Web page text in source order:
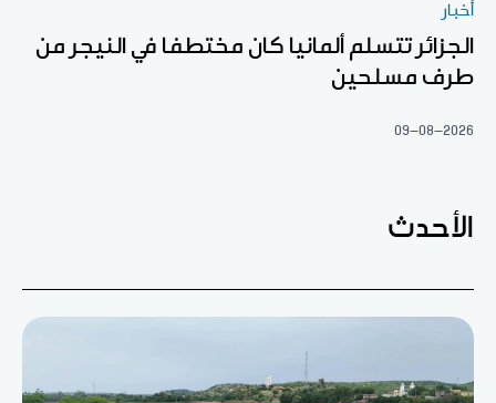
أخبار
الجزائر تتسلم ألمانيا كان مختطفا في النيجر من
طرف مسلحين
09-08-2026
الأحدث